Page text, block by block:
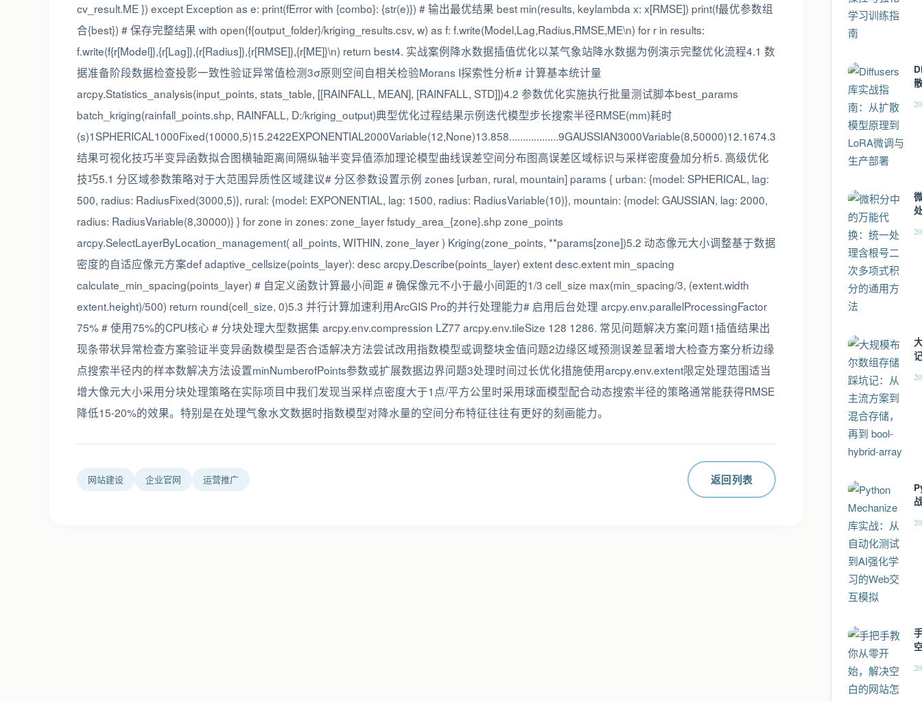
cv_result.ME }) except Exception as e: print(fError with {combo}: {str(e)}) # 输出最优结果 best min(results, keylambda x: x[RMSE]) print(f最优参数组
合{best}) # 保存完整结果 with open(f{output_folder}/kriging_results.csv, w) as f: f.write(Model,Lag,Radius,RMSE,ME\n) for r in results:
f.write(f{r[Model]},{r[Lag]},{r[Radius]},{r[RMSE]},{r[ME]}\n) return best4. 实战案例降水数据插值优化以某气象站降水数据为例演示完整优化流程4.1 数
据准备阶段数据检查投影一致性验证异常值检测3σ原则空间自相关检验Morans I探索性分析# 计算基本统计量
arcpy.Statistics_analysis(input_points, stats_table, [[RAINFALL, MEAN], [RAINFALL, STD]])4.2 参数优化实施执行批量测试脚本best_params
batch_kriging(rainfall_points.shp, RAINFALL, D:/kriging_output)典型优化过程结果示例迭代模型步长搜索半径RMSE(mm)耗时
(s)1SPHERICAL1000Fixed(10000,5)15.2422EXPONENTIAL2000Variable(12,None)13.858..................9GAUSSIAN3000Variable(8,50000)12.1674.3
结果可视化技巧半变异函数拟合图横轴距离间隔纵轴半变异值添加理论模型曲线误差空间分布图高误差区域标识与采样密度叠加分析5. 高级优化
技巧5.1 分区域参数策略对于大范围异质性区域建议# 分区参数设置示例 zones [urban, rural, mountain] params { urban: {model: SPHERICAL, lag:
500, radius: RadiusFixed(3000,5)}, rural: {model: EXPONENTIAL, lag: 1500, radius: RadiusVariable(10)}, mountain: {model: GAUSSIAN, lag: 2000,
radius: RadiusVariable(8,30000)} } for zone in zones: zone_layer fstudy_area_{zone}.shp zone_points
arcpy.SelectLayerByLocation_management( all_points, WITHIN, zone_layer ) Kriging(zone_points, **params[zone])5.2 动态像元大小调整基于数据
密度的自适应像元方案def adaptive_cellsize(points_layer): desc arcpy.Describe(points_layer) extent desc.extent min_spacing
calculate_min_spacing(points_layer) # 自定义函数计算最小间距 # 确保像元不小于最小间距的1/3 cell_size max(min_spacing/3, (extent.width
extent.height)/500) return round(cell_size, 0)5.3 并行计算加速利用ArcGIS Pro的并行处理能力# 启用后台处理 arcpy.env.parallelProcessingFactor
75% # 使用75%的CPU核心 # 分块处理大型数据集 arcpy.env.compression LZ77 arcpy.env.tileSize 128 1286. 常见问题解决方案问题1插值结果出
现条带状异常检查方案验证半变异函数模型是否合适解决方法尝试改用指数模型或调整块金值问题2边缘区域预测误差显著增大检查方案分析边缘
点搜索半径内的样本数解决方法设置minNumberofPoints参数或扩展数据边界问题3处理时间过长优化措施使用arcpy.env.extent限定处理范围适当
增大像元大小采用分块处理策略在实际项目中我们发现当采样点密度大于1点/平方公里时采用球面模型配合动态搜索半径的策略通常能获得RMSE
降低15-20%的效果。特别是在处理气象水文数据时指数模型对降水量的空间分布特征往往有更好的刻画能力。
网站建设 企业官网 运营推广 返回列表